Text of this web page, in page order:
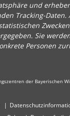
und
Tracking-Daten.
Sie
Personen
der Bayerischen